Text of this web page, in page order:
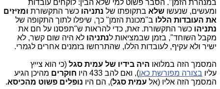
במנהרת הזמן". הסבר פשוט למי שלא הבין: לוקחים עובדות
ומעשים, שנעשו שלא בתקופתו של נתניהו כשר התקשורת ומזיזים
את העובדות הללו ב"מכונת הזמן" כך, שיפלו לתוך התקופה של
נתניהו כשר התקשורת. זאת, כדי להראות ש"תפסנו על חם את
מקבל השוחד", בזמן שבמציאות לנתניהו לא היה שום קשר, לא
ישיר ולא עקיף, לעובדות הללו, שהתרחשו בזמנים אחרים לגמרי.
המסמך הזה במלואו היה בידיו של עמית סגל (כי הוא צייץ
עליו בצורה מפורשת כאן), ואם להב 433 היו חוקרים מהיכן הגיע
המסמך הזה אליו (אל עמית סגל), הם היו נופלים פשוט מהכיסא.